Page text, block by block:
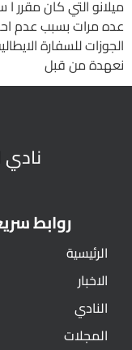
عده مرات بسبب عدم
الجوزات للسفارة
نعهدة من قبل
نادي
روابط
الرئيسية
الاخبار
النادي
المجلات